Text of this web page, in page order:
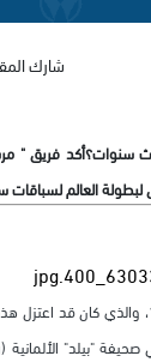
شارك
سنوات؟أكد فريق "
العالم لسباقات